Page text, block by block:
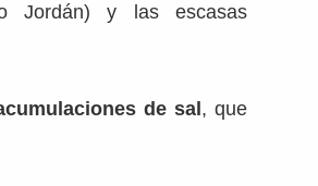
Jordán) y las escasas
de sal , que